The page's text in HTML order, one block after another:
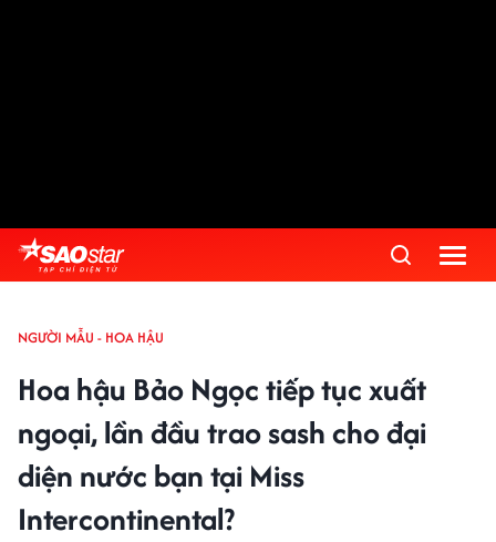
NGƯỜI MẪU - HOA HẬU
Hoa hậu Bảo Ngọc tiếp tục xuất
ngoại, lần đầu trao sash cho đại
diện nước bạn tại Miss
Intercontinental?